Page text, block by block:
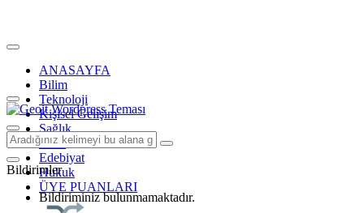
ANASAYFA
Bilim
Teknoloji
Kişisel Gelişim
Sağlık
Tarih
Edebiyat
Hukuk
ÜYE PUANLARI
Bildirimler
Bildiriminiz bulunmamaktadır.